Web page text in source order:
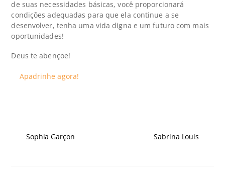
de suas necessidades básicas, você proporcionará
condições adequadas para que ela continue a se
desenvolver, tenha uma vida digna e um futuro com mais
oportunidades!
Deus te abençoe!
Apadrinhe agora!
Sophia Garçon Sabrina Louis